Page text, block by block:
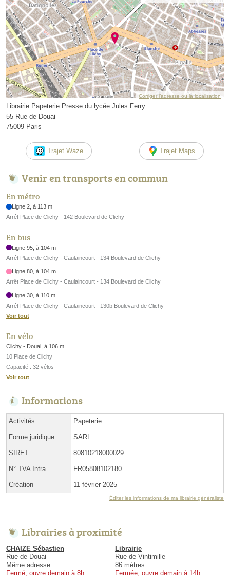
Corriger l’adresse ou la localisation
Librairie Papeterie Presse du lycée Jules Ferry
55 Rue de Douai
75009 Paris
Trajet Waze Trajet Maps
Venir en transports en commun
En métro
Ligne 2, à 113 m
Arrêt Place de Clichy - 142 Boulevard de Clichy
En bus
Ligne 95, à 104 m
Arrêt Place de Clichy - Caulaincourt - 134 Boulevard de Clichy
Ligne 80, à 104 m
Arrêt Place de Clichy - Caulaincourt - 134 Boulevard de Clichy
Ligne 30, à 110 m
Arrêt Place de Clichy - Caulaincourt - 130b Boulevard de Clichy
Voir tout
En vélo
Clichy - Douai, à 106 m
10 Place de Clichy
Capacité : 32 vélos
Voir tout
Informations
Activités Papeterie
Forme juridique SARL
SIRET 80810218000029
N° TVA Intra. FR05808102180
Création 11 février 2025
Éditer les informations de ma librairie généraliste
Librairies à proximité
CHAIZE Sébastien
Rue de Douai
Même adresse
Fermé, ouvre demain à 8h
Librairie
Rue de Vintimille
86 mètres
Fermée, ouvre demain à 14h